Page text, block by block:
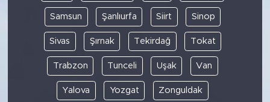
Samsun Şanlıurfa Siirt Sinop
Sivas Şırnak Tekirdağ Tokat
Trabzon Tunceli Uşak Van
Yalova Yozgat Zonguldak